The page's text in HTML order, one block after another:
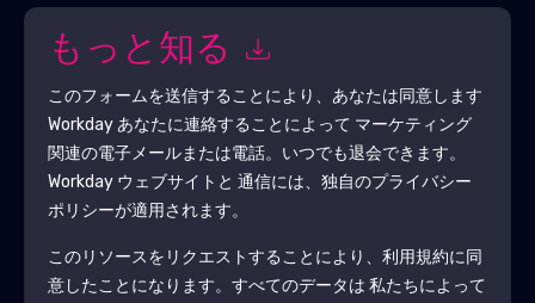
もっと知る
このフォームを送信することにより、あなたは同意します
Workdayあなたに連絡することによって マーケティング
関連の電子メールまたは電話。いつでも退会できます。
Workdayウェブサイトと 通信には、独自のプライバシー
ポリシーが適用されます。
このリソースをリクエストすることにより、利用規約に同
意したことになります。すべてのデータは 私たちによって